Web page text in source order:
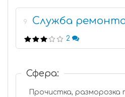
9 Служба ремонта
2
Сфера:
Прочистка, разморозка